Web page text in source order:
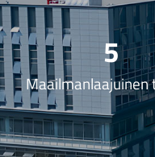
5
Maailmanlaajuinen